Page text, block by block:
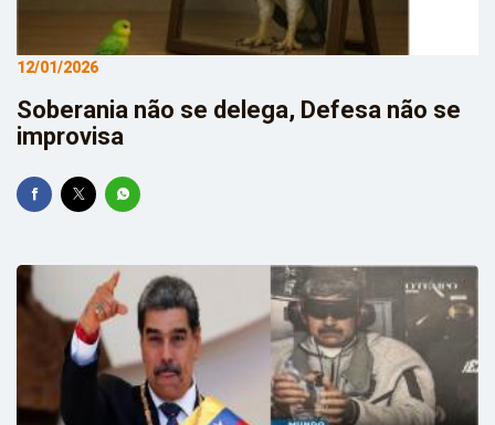
12/01/2026
Soberania não se delega, Defesa não se
improvisa